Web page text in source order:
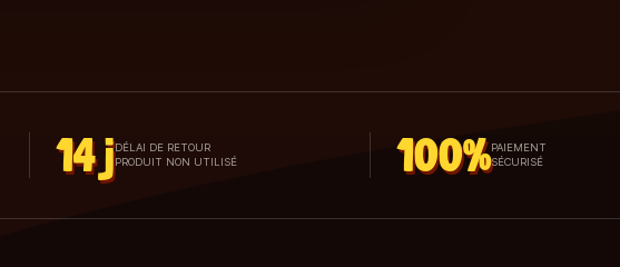
14 jDÉLAI DE RETOUR
PRODUIT NON UTILISÉ
100%PAIEMENT
SÉCURISÉ